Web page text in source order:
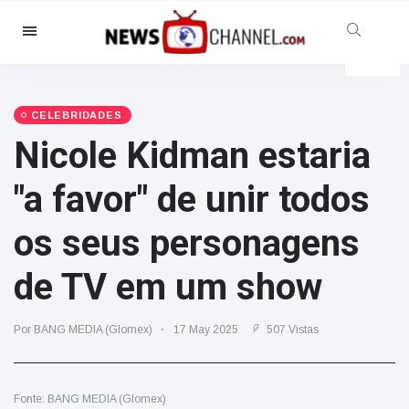
Categorias
Social & Diversão
Cinema & TV
(81)
Celebridades
(13938)
Moda e Beleza
(122)
Automóveis & Motor
Comida e bebida
(79)
Jogos
(160)
CELEBRIDADES
Nicole Kidman estaria
"a favor" de unir todos
os seus personagens
de TV em um show
Por BANG MEDIA (Glomex) 17 May 2025 507 Vistas
Fonte: BANG MEDIA (Glomex)